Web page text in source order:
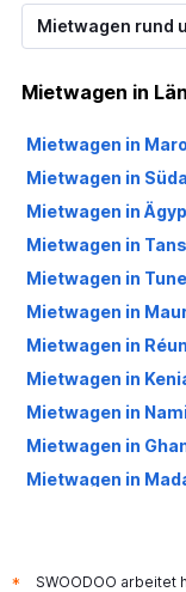
Mietwagen rund
Mietwagen in
Mietwagen in
Mietwagen in
Mietwagen in
Mietwagen in
Mietwagen in
Mietwagen in
Mietwagen in
Mietwagen in
Mietwagen in
Mietwagen in
Mietwagen in
Mietwagen in
* SWOODOO arbeitet